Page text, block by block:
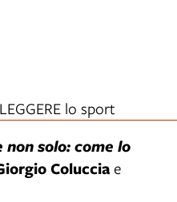
lo sport
solo: come lo
Coluccia e